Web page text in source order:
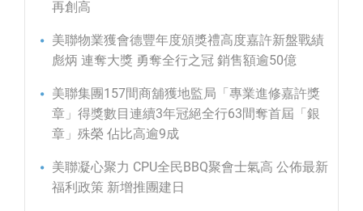
再創高
美聯物業獲會德豐年度頒獎禮高度嘉許新盤戰績
彪炳 連奪大獎 勇奪全行之冠 銷售額逾50億
美聯集團157間商舖獲地監局「專業進修嘉許獎
章」得獎數目連續3年冠絕全行63間奪首屆「銀
章」殊榮 佔比高逾9成
美聯凝心聚力 CPU全民BBQ聚會士氣高 公佈最新
福利政策 新增推團建日